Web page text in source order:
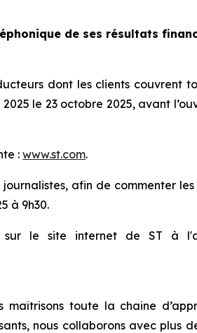
de ses résultats
dont les clients couvrent
le 23 octobre 2025, avant
: www.st.com.
afin de commenter
à 9h30.
sur le site internet de ST à
toute la chaine
nous collaborons avec plus